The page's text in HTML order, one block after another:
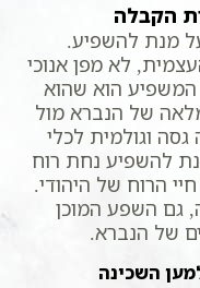
הקבלה
מנת להשפיע.
לא מפן אנוכי
המשפיע הוא שהוא
של הנברא מול
וגולמית לכלי
להשפיע נחת רוח
הרוח של היהודי.
גם השפע המוכן
של הנברא.
השכינה